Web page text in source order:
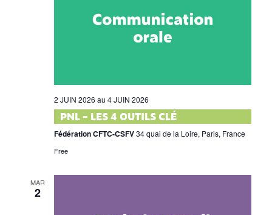
2 JUIN 2026 au 4 JUIN 2026
PNL – LES 4 OUTILS CLÉ
Fédération CFTC-CSFV34 quai de la Loire, Paris, France
Free
MAR
2